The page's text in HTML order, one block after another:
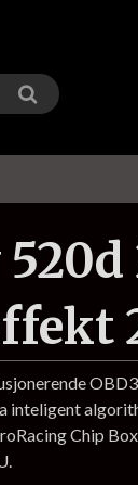
inteligent
Chip